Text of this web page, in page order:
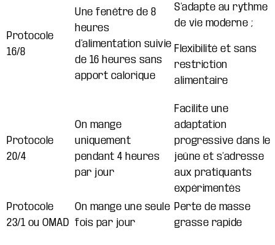
Protocole
16/8
Une fenêtre de 8
heures
d’alimentation suivie
de 16 heures sans
apport calorique
S’adapte au rythme
de vie moderne ;
Flexibilité et sans
restriction
alimentaire
Protocole
20/4
On mange
uniquement
pendant 4 heures
par jour
Facilite une
adaptation
progressive dans le
jeûne et s’adresse
aux pratiquants
expérimentés
Protocole
23/1 ou OMAD
On mange une seule
fois par jour
Perte de masse
grasse rapide